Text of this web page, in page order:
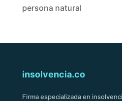
persona natural
insolvencia.co
Firma especializada en